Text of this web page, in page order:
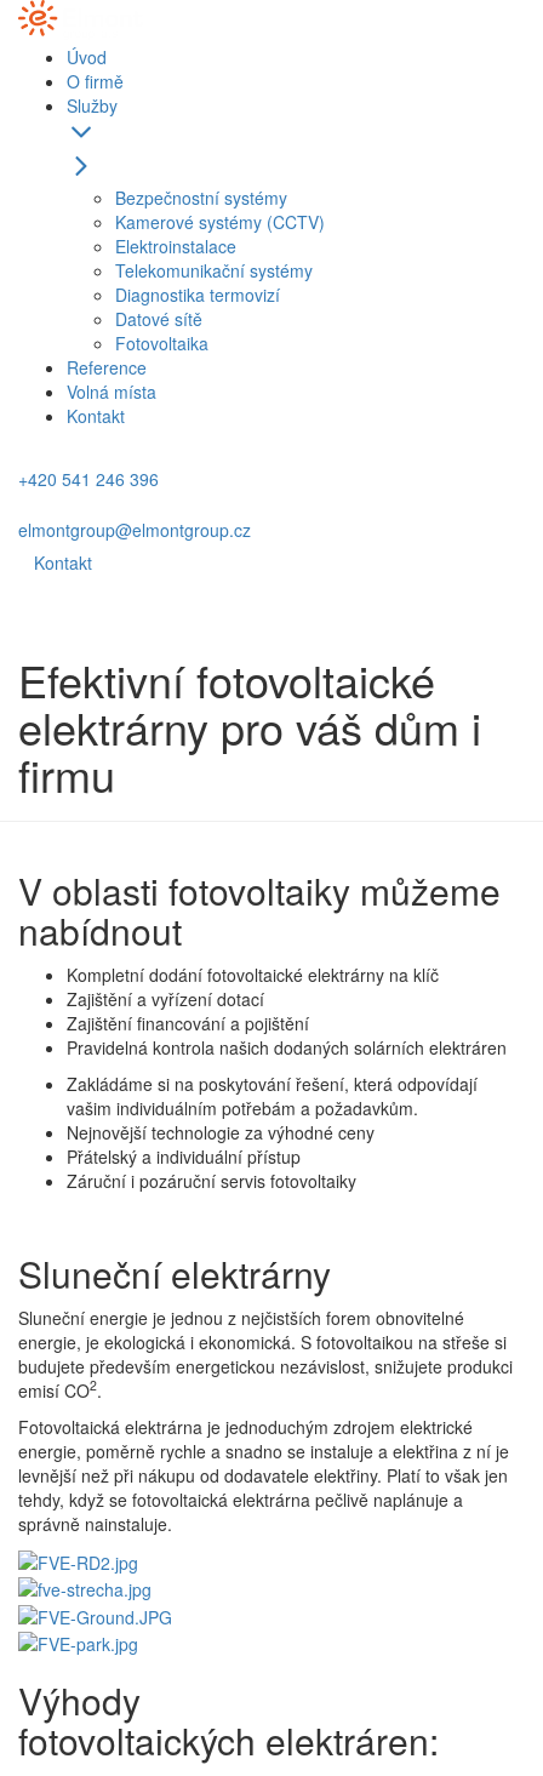
Úvod
O firmě
Služby
Bezpečnostní systémy
Kamerové systémy (CCTV)
Elektroinstalace
Telekomunikační systémy
Diagnostika termovizí
Datové sítě
Fotovoltaika
Reference
Volná místa
Kontakt
+420 541 246 396
elmontgroup@elmontgroup.cz
Kontakt
Efektivní fotovoltaické
elektrárny pro váš dům i
firmu
V oblasti fotovoltaiky můžeme
nabídnout
Kompletní dodání fotovoltaické elektrárny na klíč
Zajištění a vyřízení dotací
Zajištění financování a pojištění
Pravidelná kontrola našich dodaných solárních elektráren
Zakládáme si na poskytování řešení, která odpovídají
vašim individuálním potřebám a požadavkům.
Nejnovější technologie za výhodné ceny
Přátelský a individuální přístup
Záruční i pozáruční servis fotovoltaiky
Sluneční elektrárny
Sluneční energie je jednou z nejčistších forem obnovitelné
energie, je ekologická i ekonomická. S fotovoltaikou na střeše si
budujete především energetickou nezávislost, snižujete produkci
emisí CO2.
Fotovoltaická elektrárna je jednoduchým zdrojem elektrické
energie, poměrně rychle a snadno se instaluje a elektřina z ní je
levnější než při nákupu od dodavatele elektřiny. Platí to však jen
tehdy, když se fotovoltaická elektrárna pečlivě naplánuje a
správně nainstaluje.
Výhody
fotovoltaických elektráren: